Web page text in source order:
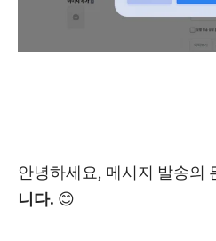
안녕하세요, 메시지 발송의
니다. 😊